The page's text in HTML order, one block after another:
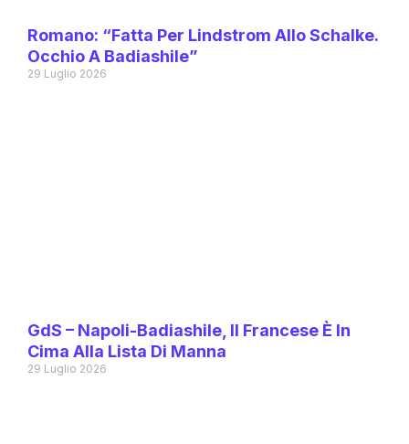
Romano: “Fatta Per Lindstrom Allo Schalke.
Occhio A Badiashile”
29 Luglio 2026
GdS – Napoli-Badiashile, Il Francese È In
Cima Alla Lista Di Manna
29 Luglio 2026